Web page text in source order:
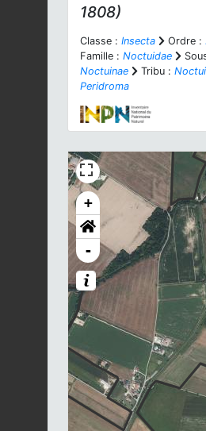
1808)
Classe : Insecta Ordre :
Famille : Noctuidae
Noctuinae
Tribu :
Peridroma
+
-